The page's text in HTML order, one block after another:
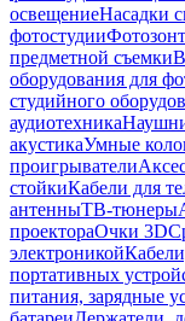
освещениеНасадки
фотостудии
предметной съемки
оборудования для
студийного
аудиотехника
акустикаУмные
проигрыватели
стойкиКабели для
антенныТВ-тюнеры
проектораОчки 3D
электроникой
портативных
питания, зарядные